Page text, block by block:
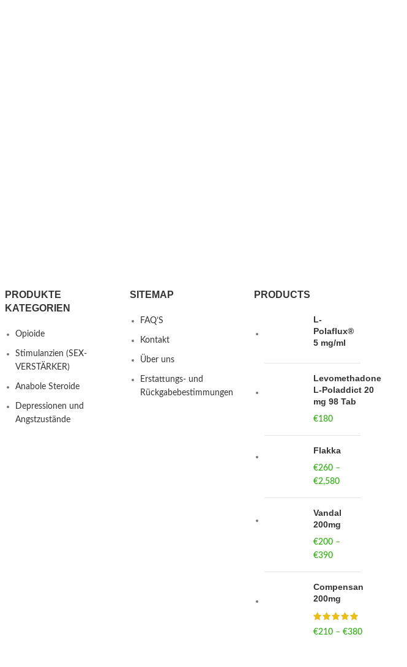
PRODUKTE
KATEGORIEN
Opioide
Stimulanzien (SEX-
VERSTÄRKER)
Anabole Steroide
Depressionen und
Angstzustände
SITEMAP
FAQ’S
Kontakt
Über uns
Erstattungs- und
Rückgabebestimmungen
PRODUCTS
L-
Polaflux®
5 mg/ml
Levomethadone
L-Poladdict 20
mg 98 Tab
€180
Flakka
€260 –
€2,580
€260
through
Vandal
200mg
€200 –
€390
through
Compensan
200mg
€210 – €380